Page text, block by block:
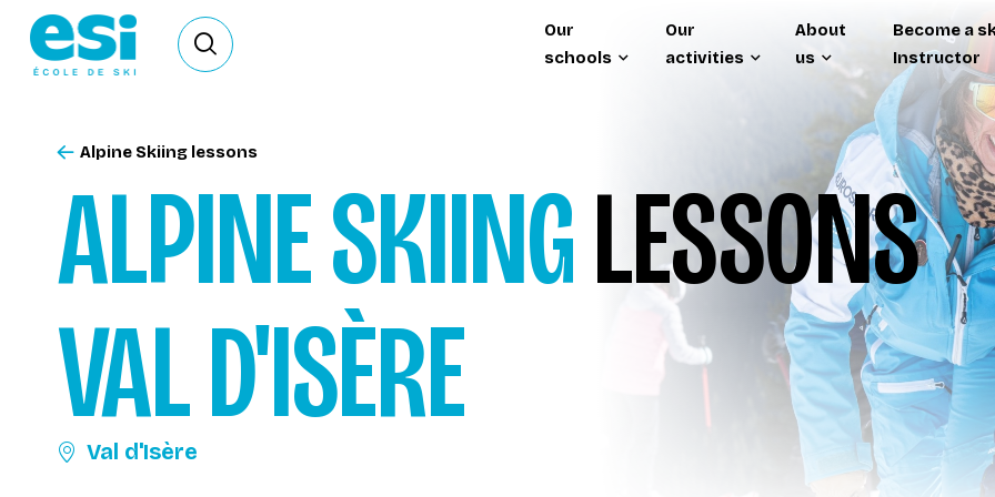
Ouvrir le formulaire de recherche
Our
schools
Our
activities
About
us
Become a
Instructor
ALPINE SKIINGLESSONS
VAL D'ISÈRE
Val d'Isère
Alpine Skiing lessons